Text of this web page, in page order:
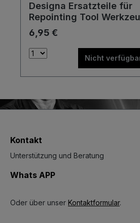
Designa Ersatzteile für
Repointing Tool
6,95 €
Nicht
Kontakt
Unterstützung und Beratung
Whats APP
Oder über unser Kontaktformular.